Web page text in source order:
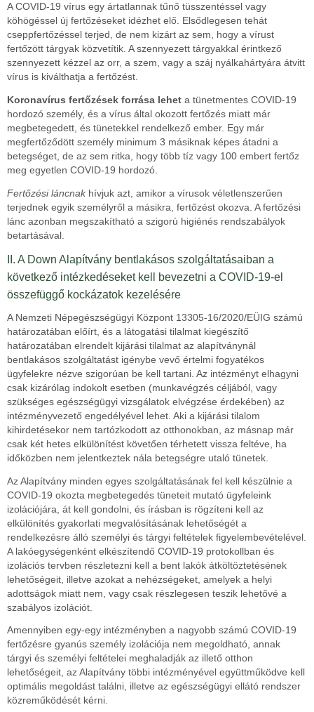
A COVID-19 vírus egy ártatlannak tűnő tüsszentéssel vagy
köhögéssel új fertőzéseket idézhet elő. Elsődlegesen tehát
cseppfertőzéssel terjed, de nem kizárt az sem, hogy a vírust
fertőzött tárgyak közvetítik. A szennyezett tárgyakkal érintkező
szennyezett kézzel az orr, a szem, vagy a száj nyálkahártyára átvitt
vírus is kiválthatja a fertőzést.
Koronavírus fertőzések forrása lehet a tünetmentes COVID-19
hordozó személy, és a vírus által okozott fertőzés miatt már
megbetegedett, és tünetekkel rendelkező ember. Egy már
megfertőződött személy minimum 3 másiknak képes átadni a
betegséget, de az sem ritka, hogy több tíz vagy 100 embert fertőz
meg egyetlen COVID-19 hordozó.
Fertőzési láncnakhívjuk azt, amikor a vírusok véletlenszerűen
terjednek egyik személyről a másikra, fertőzést okozva. A fertőzési
lánc azonban megszakítható a szigorú higiénés rendszabályok
betartásával.
II. A Down Alapítvány bentlakásos szolgáltatásaiban a
következő intézkedéseket kell bevezetni a COVID-19-el
összefüggő kockázatok kezelésére
A Nemzeti Népegészségügyi Központ 13305-16/2020/EÜIG számú
határozatában előírt, és a látogatási tilalmat kiegészítő
határozatában elrendelt kijárási tilalmat az alapítványnál
bentlakásos szolgáltatást igénybe vevő értelmi fogyatékos
ügyfelekre nézve szigorúan be kell tartani. Az intézményt elhagyni
csak kizárólag indokolt esetben (munkavégzés céljából, vagy
szükséges egészségügyi vizsgálatok elvégzése érdekében) az
intézményvezető engedélyével lehet. Aki a kijárási tilalom
kihirdetésekor nem tartózkodott az otthonokban, az másnap már
csak két hetes elkülönítést követően térhetett vissza feltéve, ha
időközben nem jelentkeztek nála betegségre utaló tünetek.
Az Alapítvány minden egyes szolgáltatásának fel kell készülnie a
COVID-19 okozta megbetegedés tüneteit mutató ügyfeleink
izolációjára, át kell gondolni, és írásban is rögzíteni kell az
elkülönítés gyakorlati megvalósításának lehetőségét a
rendelkezésre álló személyi és tárgyi feltételek figyelembevételével.
A lakóegységenként elkészítendő COVID-19 protokollban és
izolációs tervben részletezni kell a bent lakók átköltöztetésének
lehetőségeit, illetve azokat a nehézségeket, amelyek a helyi
adottságok miatt nem, vagy csak részlegesen teszik lehetővé a
szabályos izolációt.
Amennyiben egy-egy intézményben a nagyobb számú COVID-19
fertőzésre gyanús személy izolációja nem megoldható, annak
tárgyi és személyi feltételei meghaladják az illető otthon
lehetőségeit, az Alapítvány többi intézményével együttműködve kell
optimális megoldást találni, illetve az egészségügyi ellátó rendszer
közreműködését kérni.